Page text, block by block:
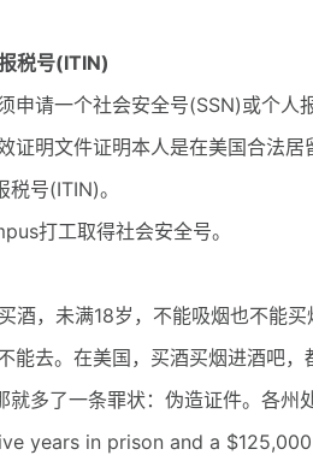
税号(ITIN)
请一个社会安全号(SSN)或个人
证明文件证明本人是在美国合法
号(ITIN)。
打工取得社会安全号。
，未满18岁，不能吸烟也不能买
能去。在美国，买酒买烟进酒吧
就多了一条罪状：伪造证件。各
years in prison and a $125,000